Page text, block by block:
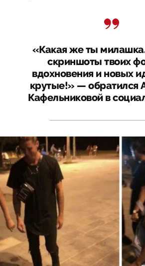
«Какая же ты
скриншоты твоих
вдохновения и новых
крутые!» — обратился
Кафельниковой в